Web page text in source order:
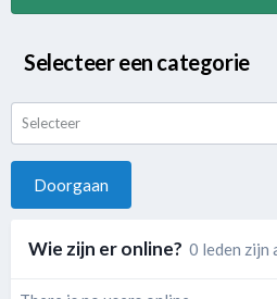
Selecteer een categorie
Selecteer
Doorgaan
Wie zijn er online? 0 leden zijn